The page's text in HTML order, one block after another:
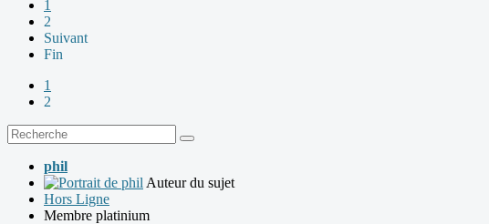
1
2
Suivant
Fin
1
2
phil
Auteur du sujet
Hors Ligne
Membre platinium